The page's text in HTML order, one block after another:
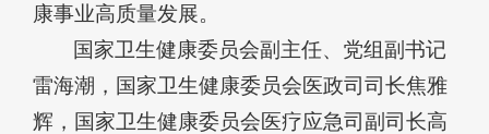
康事业高质量发展。
国家卫生健康委员会副主任、党组副书记
雷海潮，国家卫生健康委员会医政司司长焦雅
辉，国家卫生健康委员会医疗应急司副司长高